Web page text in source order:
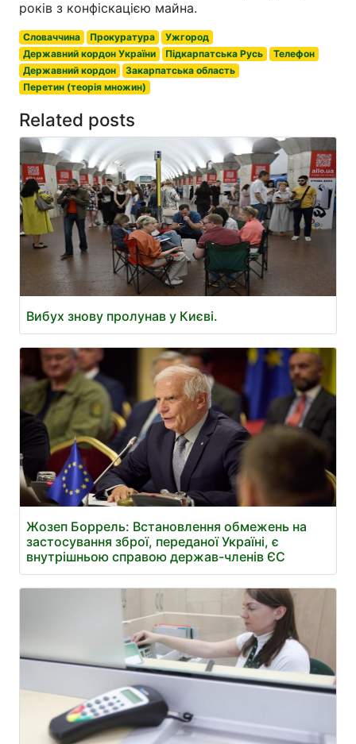
років з конфіскацією майна.
Словаччина Прокуратура
Ужгород
Державний кордон України
Підкарпатська Русь
Телефон
Державний кордон
Закарпатська область
Перетин (теорія множин)
Related posts
Вибух знову пролунав у Києві.
Жозеп Боррель: Встановлення обмежень на
застосування зброї, переданої Україні, є
внутрішньою справою держав-членів ЄС